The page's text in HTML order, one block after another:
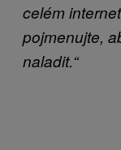
celém
pojmenujte,
naladit.“